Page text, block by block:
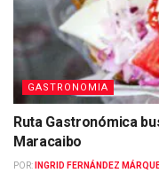
GASTRONOMIA
Ruta Gastronómica
Maracaibo
POR: INGRID FERNÁNDEZ